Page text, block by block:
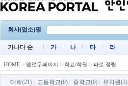
회사(업소)명
가나다 순 가 나 다 라
HOME > 옐로우페이지 > 학교/학원 > 파로 정렬
대학(21) 고등학교(0) 중학교(0) 유치원(3)